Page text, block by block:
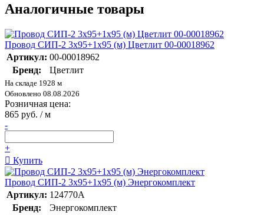
Аналогичные товары
Провод СИП-2 3х95+1х95 (м) Цветлит 00-00018962
Артикул: 00-00018962
Бренд:
Цветлит
На складе 1928 м
Обновлено 08.08.2026
Розничная цена:
865 руб. / м
-
+
Купить
Провод СИП-2 3х95+1х95 (м) Энергокомплект
Артикул: 124770А
Бренд:
Энергокомплект